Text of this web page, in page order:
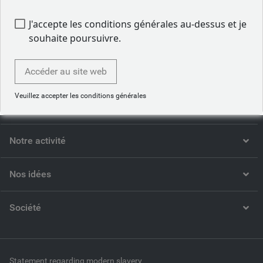
2016
Notre activité
Nos idées
Société
Statement regarding modern slavery
J'accepte les conditions générales au-dessus et je
souhaite poursuivre.
Accéder au site web
Veuillez accepter les conditions générales